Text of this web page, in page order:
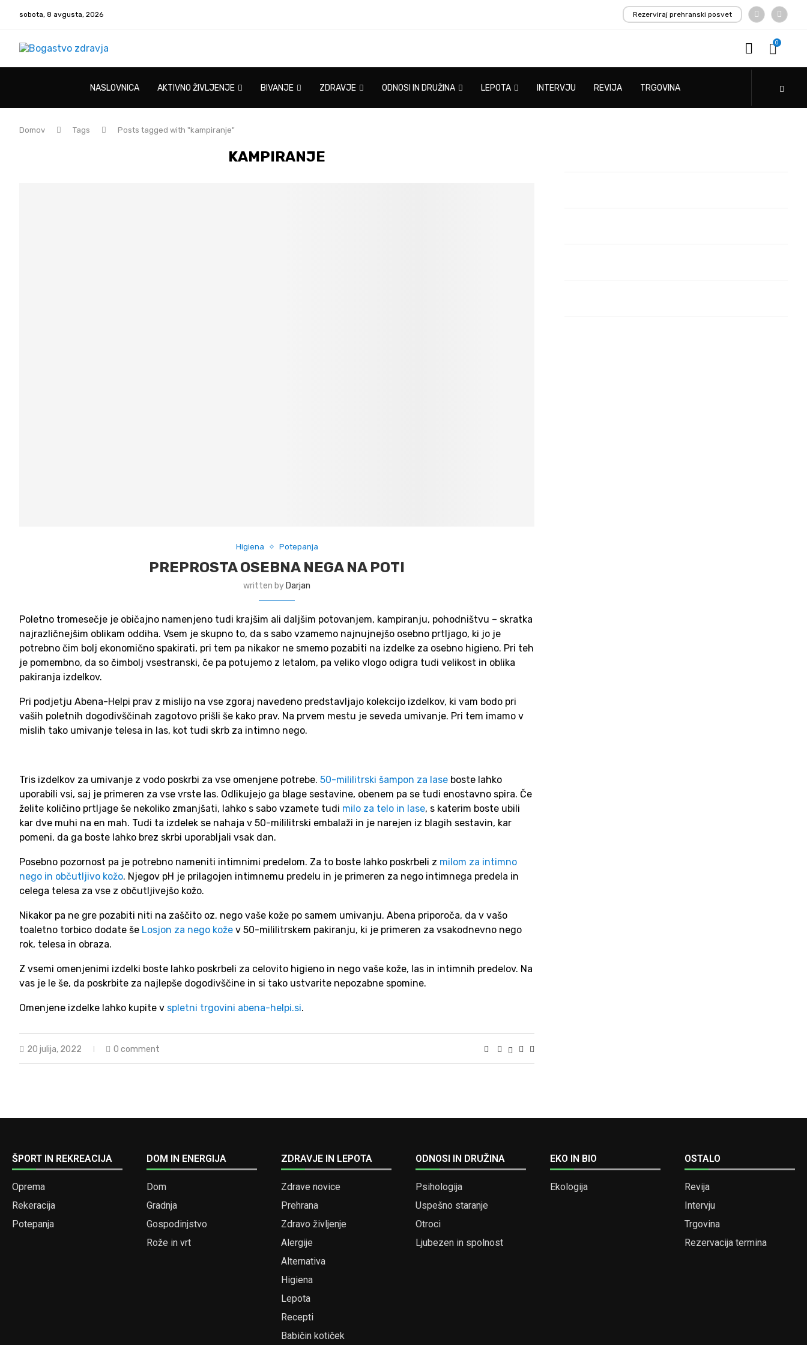
sobota, 8 avgusta, 2026 Rezerviraj prehranski posvet
0
NASLOVNICA AKTIVNO ŽIVLJENJE BIVANJE ZDRAVJE ODNOSI IN DRUŽINA LEPOTA INTERVJU REVIJA TRGOVINA
Domov Tags Posts tagged with "kampiranje"
KAMPIRANJE
Higiena Potepanja
PREPROSTA OSEBNA NEGA NA POTI
written by Darjan
Poletno tromesečje je običajno namenjeno tudi krajšim ali daljšim potovanjem, kampiranju, pohodništvu – skratka
najrazličnejšim oblikam oddiha. Vsem je skupno to, da s sabo vzamemo najnujnejšo osebno prtljago, ki jo je
potrebno čim bolj ekonomično spakirati, pri tem pa nikakor ne smemo pozabiti na izdelke za osebno higieno. Pri teh
je pomembno, da so čimbolj vsestranski, če pa potujemo z letalom, pa veliko vlogo odigra tudi velikost in oblika
pakiranja izdelkov.
Pri podjetju Abena-Helpi prav z mislijo na vse zgoraj navedeno predstavljajo kolekcijo izdelkov, ki vam bodo pri
vaših poletnih dogodivščinah zagotovo prišli še kako prav. Na prvem mestu je seveda umivanje. Pri tem imamo v
mislih tako umivanje telesa in las, kot tudi skrb za intimno nego.
Tris izdelkov za umivanje z vodo poskrbi za vse omenjene potrebe. 50-mililitrski šampon za lase boste lahko
uporabili vsi, saj je primeren za vse vrste las. Odlikujejo ga blage sestavine, obenem pa se tudi enostavno spira. Če
želite količino prtljage še nekoliko zmanjšati, lahko s sabo vzamete tudi milo za telo in lase, s katerim boste ubili
kar dve muhi na en mah. Tudi ta izdelek se nahaja v 50-mililitrski embalaži in je narejen iz blagih sestavin, kar
pomeni, da ga boste lahko brez skrbi uporabljali vsak dan.
Posebno pozornost pa je potrebno nameniti intimnimi predelom. Za to boste lahko poskrbeli z milom za intimno
nego in občutljivo kožo. Njegov pH je prilagojen intimnemu predelu in je primeren za nego intimnega predela in
celega telesa za vse z občutljivejšo kožo.
Nikakor pa ne gre pozabiti niti na zaščito oz. nego vaše kože po samem umivanju. Abena priporoča, da v vašo
toaletno torbico dodate še Losjon za nego kože v 50-mililitrskem pakiranju, ki je primeren za vsakodnevno nego
rok, telesa in obraza.
Z vsemi omenjenimi izdelki boste lahko poskrbeli za celovito higieno in nego vaše kože, las in intimnih predelov. Na
vas je le še, da poskrbite za najlepše dogodivščine in si tako ustvarite nepozabne spomine.
Omenjene izdelke lahko kupite v spletni trgovini abena-helpi.si.
20 julija, 2022 0 comment
ŠPORT IN REKREACIJA
Oprema
Rekeracija
Potepanja
DOM IN ENERGIJA
Dom
Gradnja
Gospodinjstvo
Rože in vrt
ZDRAVJE IN LEPOTA
Zdrave novice
Prehrana
Zdravo življenje
Alergije
Alternativa
Higiena
Lepota
Recepti
Babičin kotiček
ODNOSI IN DRUŽINA
Psihologija
Uspešno staranje
Otroci
Ljubezen in spolnost
EKO IN BIO
Ekologija
OSTALO
Revija
Intervju
Trgovina
Rezervacija termina